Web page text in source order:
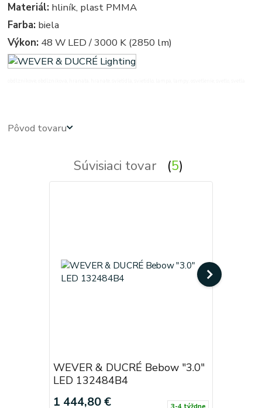
Materiál: hliník, plast PMMA
Farba: biela
Výkon: 48 W LED / 3000 K (2850 lm)
Pôvod tovaru
Súvisiaci tovar 5
WEVER & DUCRÉ Bebow "3.0"
LED 132484B4
1 444,80 €